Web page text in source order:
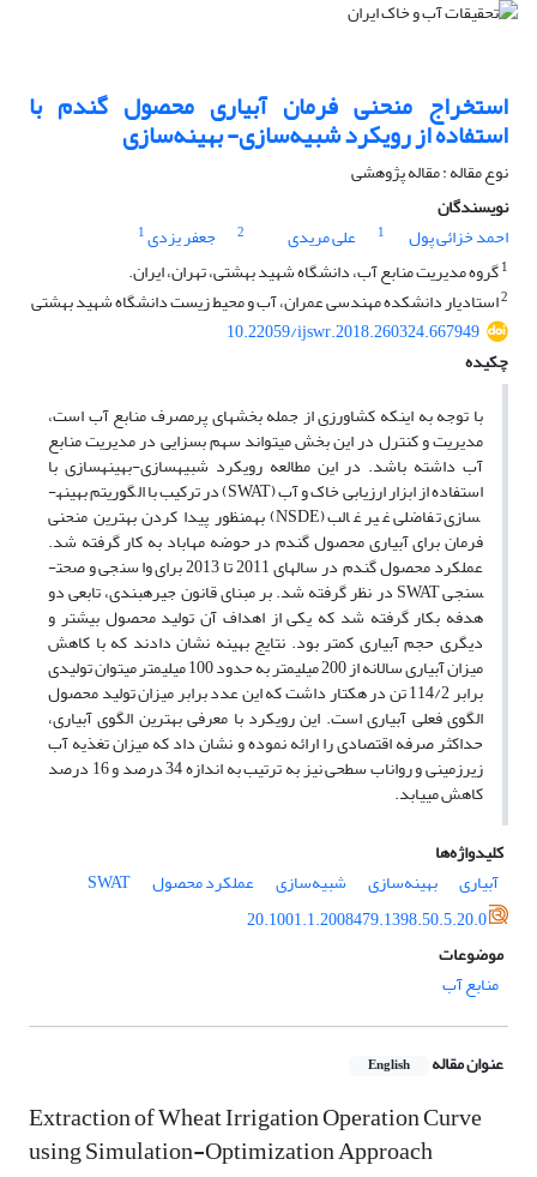
استخراج منحنی فرمان آبیاری محصول گندم با
استفاده از رویکرد شبیه‌سازی- بهینه‌سازی
نوع مقاله : مقاله پژوهشی
نویسندگان
احمد خزائی پول
1 علی مریدی 2 جعفر یزدی1
1گروه مدیریت منابع آب، دانشگاه شهید بهشتی، تهران، ایران.
2استادیار دانشکده مهندسی عمران، آب و محیط زیست دانشگاه شهید بهشتی
10.22059/ijswr.2018.260324.667949
چکیده
با توجه به اینکه کشاورزی از جمله بخش­های پرمصرف منابع آب است،
مدیریت و کنترل در این بخش می­تواند سهم بسزایی در مدیریت منابع
آب داشته باشد. در این مطالعه رویکرد شبیه­سازی-بهینه­سازی با
استفاده از ابزار ارزیابی خاک و آب (SWAT) در ترکیب با الگوریتم بهینه­
سازی تفاضلی غیر غالب (NSDE) به­منظور پیدا کردن بهترین منحنی
فرمان برای آبیاری محصول گندم در حوضه مهاباد به کار گرفته شد.
عملکرد محصول گندم در سال­های 2011 تا 2013 برای واسنجی و صحت­
سنجی SWAT در نظر گرفته شد. بر مبنای قانون جیره­بندی، تابعی دو
هدفه بکار گرفته شد که یکی از اهداف آن تولید محصول بیشتر و
دیگری حجم آبیاری کمتر بود. نتایج بهینه نشان دادند که با کاهش
میزان آبیاری سالانه از 200 میلی­متر به حدود 100 میلی­متر می­توان تولیدی
برابر 114/2 تن در هکتار داشت که این عدد برابر میزان تولید محصول
الگوی فعلی آبیاری است. این رویکرد با معرفی بهترین الگوی آبیاری،
حداکثر صرفه اقتصادی را ارائه نموده و نشان داد که میزان تغذیه آب
زیرزمینی و رواناب سطحی نیز به ترتیب به اندازه 34 درصد و 16 درصد
کاهش می­یابد.
کلیدواژه‌ها
آبیاری
بهینه‌سازی شبیه‌سازی عملکرد محصول
SWAT
20.1001.1.2008479.1398.50.5.20.0
موضوعات
منابع آب
عنوان مقاله English
Extraction of Wheat Irrigation Operation Curve
using Simulation-Optimization Approach